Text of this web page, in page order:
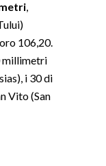
106,20.
millimetri
i 30 di
Vito (San